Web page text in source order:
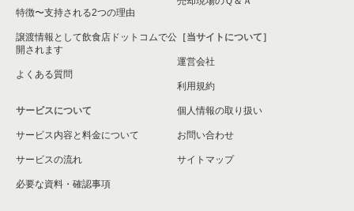
名古屋市守山区の飲食店の居抜き売却物件の案件一覧
江南市の飲食店の居抜き売却物件の案件一覧
海部郡の飲食店の居抜き売却物件の案件一覧
特徴〜支持される2つの理由
譲渡情報として飲食店ドットコムで公
開されます
よくある質問
サービスについて
サービス内容と料金について
サービスの流れ
必要な資料・確認事項
［当サイトについて］
運営会社
利用規約
個人情報の取り扱い
お問い合わせ
サイトマップ